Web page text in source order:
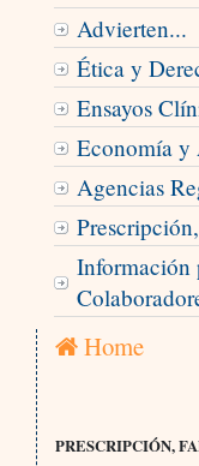
Advierten...
Ética y
Ensayos
Economía y
Agencias
Información
Home
PRESCRIPCIÓN,